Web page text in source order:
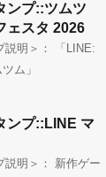
ンプ::ツムツ
ェスタ 2026
説明＞： 「LINE:
ム」
ンプ::LINE マ
説明＞： 新作ゲー